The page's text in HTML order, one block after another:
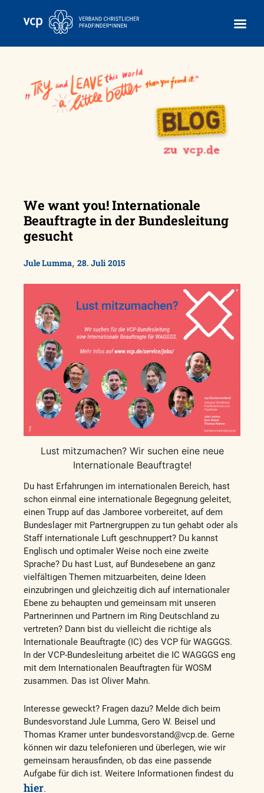
We want you! Internationale
Beauftragte in der Bundesleitung
gesucht
Jule Lumma, 28. Juli 2015
Lust mitzumachen? Wir suchen eine neue
Internationale Beauftragte!
Du hast Erfahrungen im internationalen Bereich, hast
schon einmal eine internationale Begegnung geleitet,
einen Trupp auf das Jamboree vorbereitet, auf dem
Bundeslager mit Partnergruppen zu tun gehabt oder als
Staff internationale Luft geschnuppert? Du kannst
Englisch und optimaler Weise noch eine zweite
Sprache? Du hast Lust, auf Bundesebene an ganz
vielfältigen Themen mitzuarbeiten, deine Ideen
einzubringen und gleichzeitig dich auf internationaler
Ebene zu behaupten und gemeinsam mit unseren
Partnerinnen und Partnern im Ring Deutschland zu
vertreten? Dann bist du vielleicht die richtige als
Internationale Beauftragte (IC) des VCP für WAGGGS.
In der VCP-Bundesleitung arbeitet die IC WAGGGS eng
mit dem Internationalen Beauftragten für WOSM
zusammen. Das ist Oliver Mahn.
Interesse geweckt? Fragen dazu? Melde dich beim
Bundesvorstand Jule Lumma, Gero W. Beisel und
Thomas Kramer unter bundesvorstand@vcp.de. Gerne
können wir dazu telefonieren und überlegen, wie wir
gemeinsam herausfinden, ob das eine passende
Aufgabe für dich ist. Weitere Informationen findest du
hier.